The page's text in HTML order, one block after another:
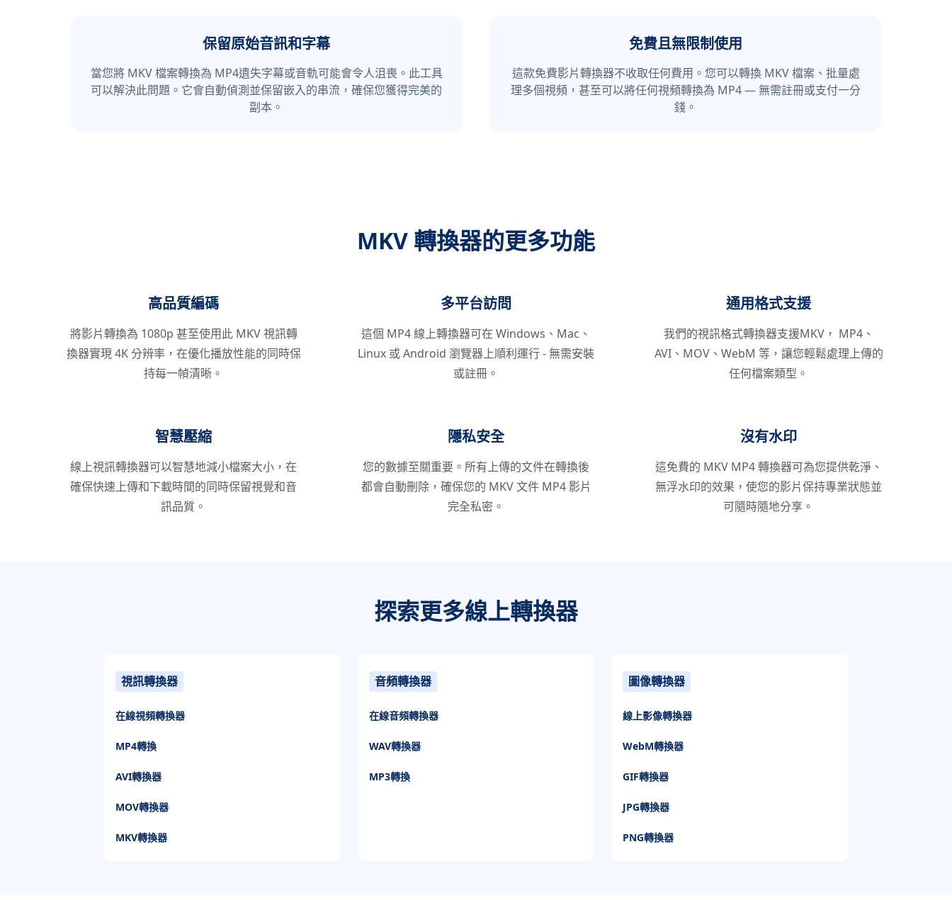
保留原始音訊和字幕
當您將 MKV 檔案轉換為 MP4遺失字幕或音軌可能會令人沮喪。此工具
可以解決此問題。它會自動偵測並保留嵌入的串流，確保您獲得完美的
副本。
免費且無限制使用
這款免費影片轉換器不收取任何費用。您可以轉換 MKV 檔案、批量處
理多個視頻，甚至可以將任何視頻轉換為 MP4 — 無需註冊或支付一分
錢。
MKV 轉換器的更多功能
高品質編碼
將影片轉換為 1080p 甚至使用此 MKV 視訊轉
換器實現 4K 分辨率，在優化播放性能的同時保
持每一幀清晰。
多平台訪問
這個 MP4 線上轉換器可在 Windows、Mac、
Linux 或 Android 瀏覽器上順利運行 - 無需安裝
或註冊。
通用格式支援
我們的視訊格式轉換器支援MKV， MP4、
AVI、MOV、WebM 等，讓您輕鬆處理上傳的
任何檔案類型。
智慧壓縮
線上視訊轉換器可以智慧地減小檔案大小，在
確保快速上傳和下載時間的同時保留視覺和音
訊品質。
隱私安全
您的數據至關重要。所有上傳的文件在轉換後
都會自動刪除，確保您的 MKV 文件 MP4 影片
完全私密。
沒有水印
這免費的 MKV MP4 轉換器可為您提供乾淨、
無浮水印的效果，使您的影片保持專業狀態並
可隨時隨地分享。
探索更多線上轉換器
視訊轉換器
在線視頻轉換器
MP4轉換
AVI轉換器
MOV轉換器
MKV轉換器
音頻轉換器
在線音頻轉換器
WAV轉換器
MP3轉換
圖像轉換器
線上影像轉換器
WebM轉換器
GIF轉換器
JPG轉換器
PNG轉換器